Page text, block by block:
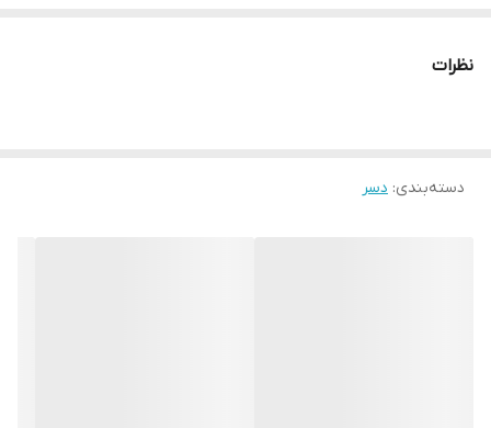
نظرات
دسته‌بندی: دسر